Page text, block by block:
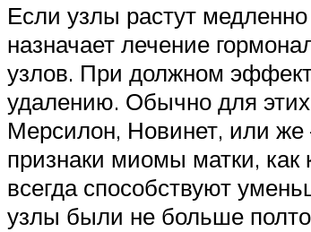
Если узлы растут
назначает лечение
узлов. При должном
удалению. Обычно для
Мерсилон, Новинет, или же
признаки миомы матки, как
всегда способствуют
узлы были не больше